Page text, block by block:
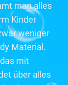
man alles
Kinder
weniger
Material.
mit
über alles